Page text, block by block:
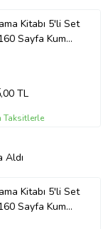
Kitabı 5'li Set
Sayfa Kum
Buz)
,00 TL
Taksitlerle
Aldı
Kitabı 5'li Set
Sayfa Kum
Buz)